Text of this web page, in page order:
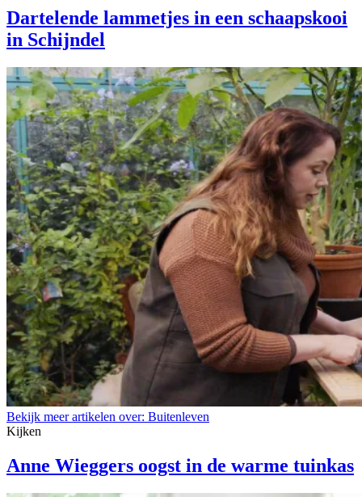
Dartelende lammetjes in een schaapskooi
in Schijndel
Bekijk meer artikelen over: Buitenleven
Kijken
Anne Wieggers oogst in de warme tuinkas